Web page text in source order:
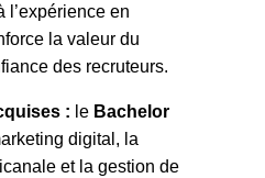
l’expérience en
la valeur du
des recruteurs.
: le Bachelor
digital, la
et la gestion de